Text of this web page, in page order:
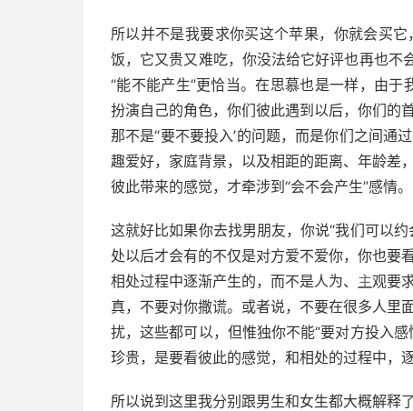
所以并不是我要求你买这个苹果，你就会买
饭，它又贵又难吃，你没法给它好评也再也不
“能不能产生”更恰当。在思慕也是一样，由
扮演自己的角色，你们彼此遇到以后，你们的
那不是“要不要投入’的问题，而是你们之间通
趣爱好，家庭背景，以及相距的距离、年龄差
彼此带来的感觉，才牵涉到“会不会产生”感情。
这就好比如果你去找男朋友，你说“我们可以
处以后才会有的不仅是对方爱不爱你，你也要
相处过程中逐渐产生的，而不是人为、 主观要
真，不要对你撒谎。或者说，不要在很多人里
扰，这些都可以，但惟独你不能“要对方投入
珍贵，是要看彼此的感觉，和相处的过程中，
所以说到这里我分别跟男生和女生都大概解释